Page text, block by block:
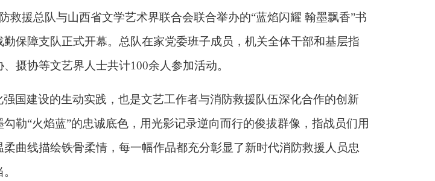
救援总队与山西省文学艺术界联合会联合举办的“蓝焰闪耀 翰墨飘香”书
保障支队正式开幕。总队在家党委班子成员，机关全体干部和基层指
摄协等文艺界人士共计100余人参加活动。
国建设的生动实践，也是文艺工作者与消防救援队伍深化合作的创新
勾勒“火焰蓝”的忠诚底色，用光影记录逆向而行的俊拔群像，指战员们用
曲线描绘铁骨柔情，每一幅作品都充分彰显了新时代消防救援人员忠